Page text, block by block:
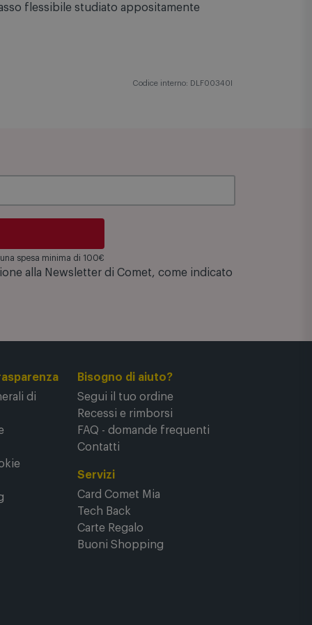
flessibile studiato appositamente
spesa minima di 100€
alla Newsletter di Comet, come indicato
di
Bisogno di aiuto?
Segui il tuo ordine
Recessi e rimborsi
FAQ - domande frequenti
Contatti
Servizi
Card Comet Mia
Tech Back
Carte Regalo